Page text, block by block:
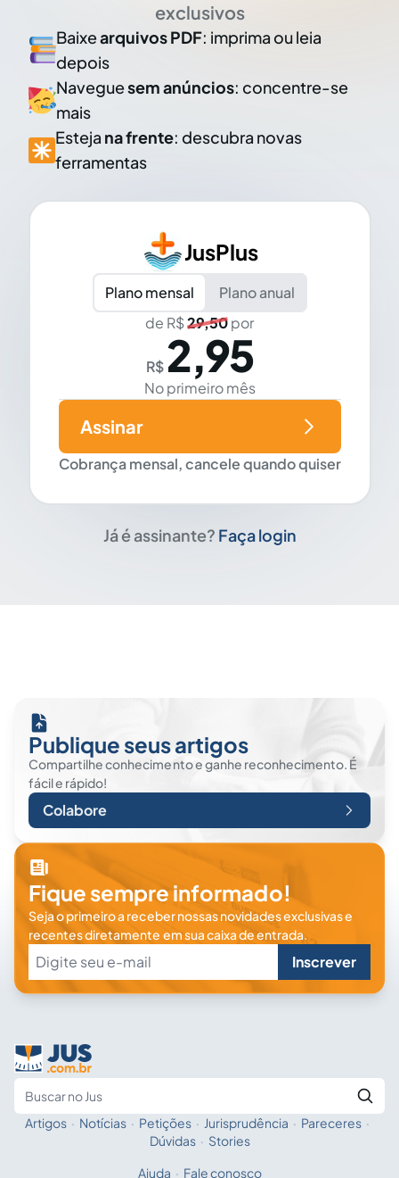
exclusivos
Baixearquivos PDF: imprima ou leia
depois
Naveguesem anúncios: concentre-se
mais
Esteja na frente: descubra novas
ferramentas
JusPlus
Plano mensal
Plano anual
de R$29,50por
R$ 2,95
No primeiro mês
Cobrança mensal, cancele quando quiser
Assinar
Já é assinante? Faça login
Publique seus artigos
Compartilhe conhecimento e ganhe reconhecimento. É
fácil e rápido!
Colabore
Fique sempre informado!
Seja o primeiro a receber nossas novidades exclusivas e
recentes diretamente em sua caixa de entrada.
Inscrever
Fale com a IA
Artigos · Notícias · Petições · Jurisprudência · Pareceres ·
Dúvidas · Stories
Ajuda · Fale conosco